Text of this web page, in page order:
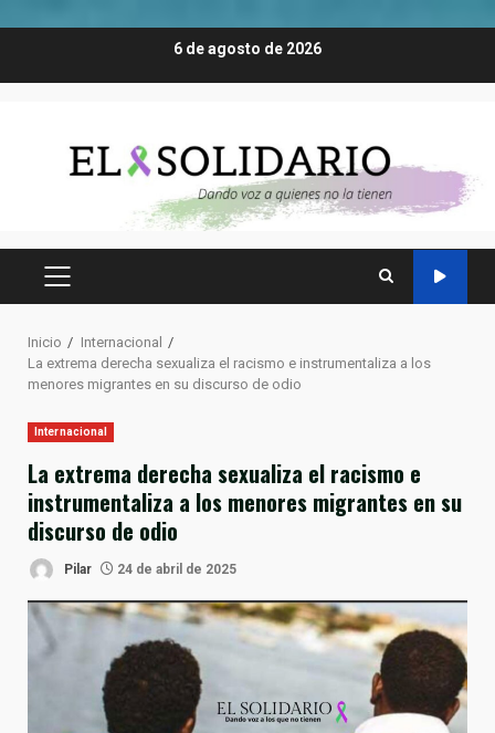
6 de agosto de 2026
MENÚ
Inicio
Internacional
La extrema derecha sexualiza el racismo e instrumentaliza a los
menores migrantes en su discurso de odio
Internacional
La extrema derecha sexualiza el racismo e
instrumentaliza a los menores migrantes en su
discurso de odio
Pilar 24 de abril de 2025